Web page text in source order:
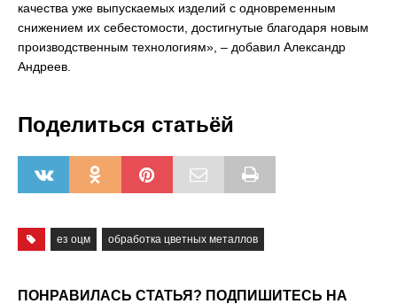
качества уже выпускаемых изделий с одновременным
снижением их себестомости, достигнутые благодаря новым
производственным технологиям», – добавил Александр
Андреев.
Поделиться статьёй
ез оцм обработка цветных металлов
ПОНРАВИЛАСЬ СТАТЬЯ? ПОДПИШИТЕСЬ НА